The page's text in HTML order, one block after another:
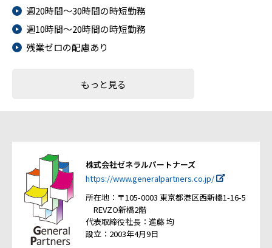
週20時間～30時間の時短勤務
週10時間～20時間の時短勤務
残業ゼロの配慮あり
もっと見る
株式会社ゼネラルパートナーズ
https://www.generalpartners.co.jp/
所在地：〒105-0003 東京都港区西新橋1-16-5
REVZO新橋2階
代表取締役社長：進藤 均
設立：2003年4月9日